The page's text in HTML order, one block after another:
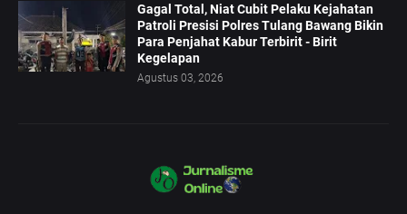
Gagal Total, Niat Cubit Pelaku Kejahatan
Patroli Presisi Polres Tulang Bawang Bikin
Para Penjahat Kabur Terbirit - Birit
Kegelapan
Agustus 03, 2026